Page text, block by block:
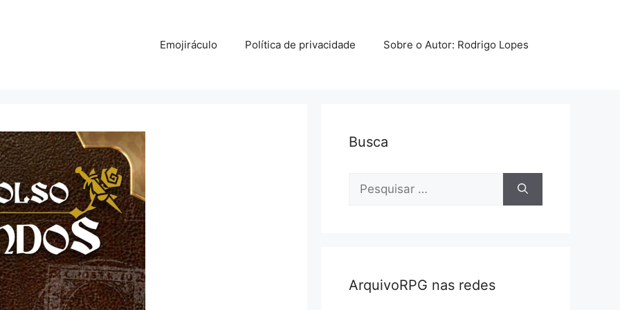
Emojiráculo Política de privacidade Sobre o Autor: Rodrigo Lopes
Busca
Pesquisar
ArquivoRPG nas redes